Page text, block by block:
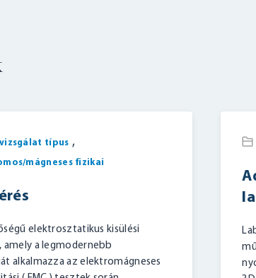
vizsgálat típus ,
mágneses fizikai
elektrosztatikus kisülési
amely a legmodernebb
alkalmazza az elektromágneses